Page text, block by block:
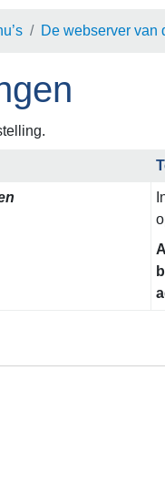
De webserver van